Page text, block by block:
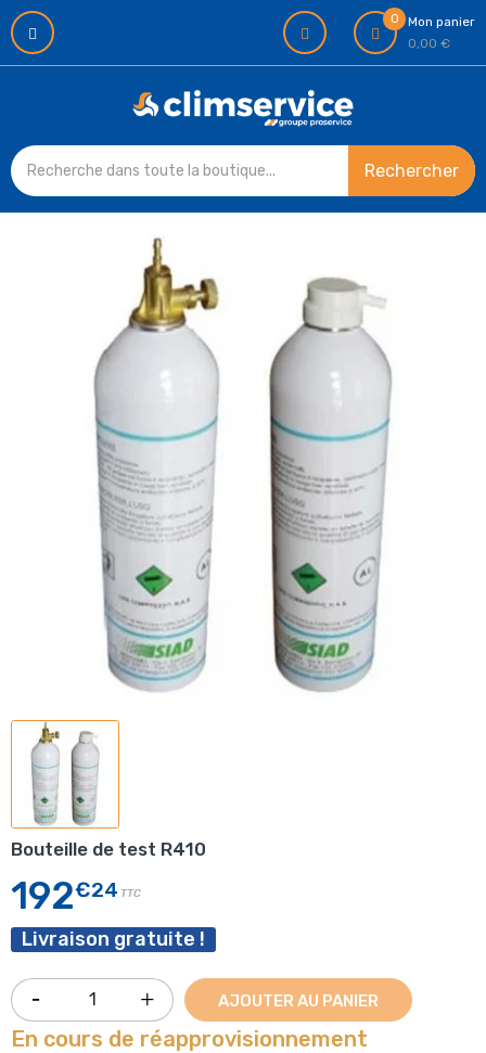
0
Mon panier
0,00 €
Rechercher
Bouteille de test R410
192€24 TTC
Livraison gratuite !
AJOUTER AU PANIER
En cours de réapprovisionnement